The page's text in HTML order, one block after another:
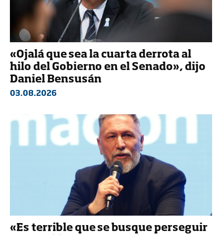
«Ojalá que sea la cuarta derrota al
hilo del Gobierno en el Senado», dijo
Daniel Bensusán
03.08.2026
«Es terrible que se busque perseguir